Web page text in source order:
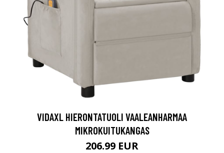
VIDAXL HIERONTATUOLI VAALEANHARMAA
MIKROKUITUKANGAS
206.99 EUR